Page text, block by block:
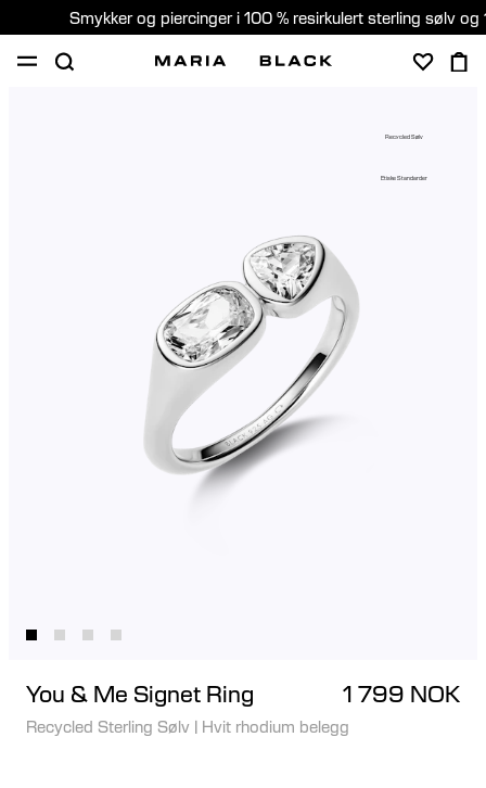
Smykker og piercinger i 100 % resirkulert sterling sølv og
Recycled Sølv
Etiske Standarder
You & Me Signet Ring 1 799 NOK
Recycled Sterling Sølv | Hvit rhodium belegg